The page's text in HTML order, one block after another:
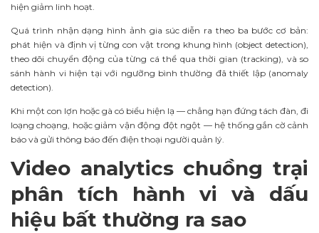
hiện giảm linh hoạt.
Quá trình nhận dạng hình ảnh gia súc diễn ra theo ba bước cơ bản:
phát hiện và định vị từng con vật trong khung hình (object detection),
theo dõi chuyển động của từng cá thể qua thời gian (tracking), và so
sánh hành vi hiện tại với ngưỡng bình thường đã thiết lập (anomaly
detection).
Khi một con lợn hoặc gà có biểu hiện lạ — chẳng hạn đứng tách đàn, đi
loạng choạng, hoặc giảm vận động đột ngột — hệ thống gắn cờ cảnh
báo và gửi thông báo đến điện thoại người quản lý.
Video analytics chuồng trại
phân tích hành vi và dấu
hiệu bất thường ra sao